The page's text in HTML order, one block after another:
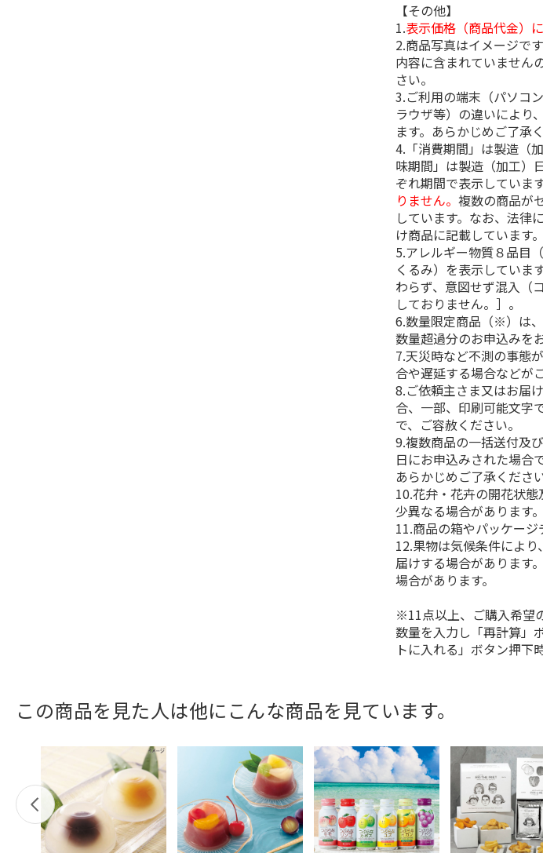
【その他】
1.表示価格（商品代金）
2.商品写真はイメージで
内容に含まれていません
さい。
3.ご利用の端末（パソコ
ラウザ等）の違いにより
ます。あらかじめご了承
4.「消費期間」は製造（
味期間」は製造（加工）
ぞれ期間で表示しています
りません。複数の商品が
しています。なお、法律
け商品に記載しています。
5.アレルギー物質８品目
くるみ）を表示していま
わらず、意図せず混入（
しておりません。］。
6.数量限定商品（※）は
数量超過分のお申込みを
7.天災時など不測の事態
合や遅延する場合などが
8.ご依頼主さま又はお届
合、一部、印刷可能文字
で、ご容赦ください。
9.複数商品の一括送付及
日にお申込みされた場合
あらかじめご了承ください
10.花弁・花卉の開花状
少異なる場合があります。
11.商品の箱やパッケージ
12.果物は気候条件によ
届けする場合があります
場合があります。
※11点以上、ご購入希望
数量を入力し「再計算」
トに入れる」ボタン押下
この商品を見た人は他にこんな商品を見ています。